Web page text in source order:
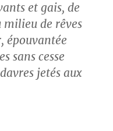
et gais, de
de rêves
épouvantée
sans cesse
jetés aux